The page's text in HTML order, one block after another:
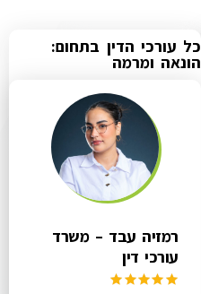
כל עורכי הדין בתחום:
הונאה ומרמה
רמזיה עבד – משרד
עורכי דין